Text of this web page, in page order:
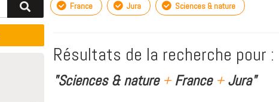
France Jura Sciences & nature
Résultats de la recherche pour :
"Sciences & nature +France +Jura"